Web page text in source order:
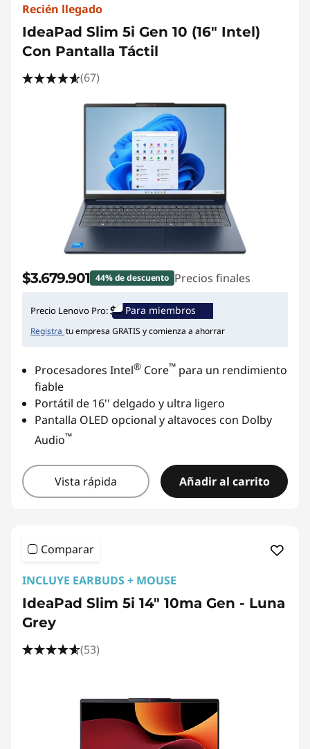
Recién llegado
IdeaPad Slim 5i Gen 10 (16" Intel)
Con Pantalla Táctil
(67)
$3.679.901 44% de descuento Precios finales
Precio Lenovo Pro: Para miembros
Registra tu empresa GRATIS y comienza a ahorrar
Procesadores Intel® Core™ para un rendimiento
fiable
Portátil de 16'' delgado y ultra ligero
Pantalla OLED opcional y altavoces con Dolby
Audio™
Vista rápida Añadir al carrito
Comparar
INCLUYE EARBUDS + MOUSE
IdeaPad Slim 5i 14" 10ma Gen - Luna
Grey
(53)